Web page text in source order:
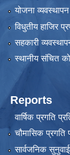
योजना
विधुतीय हाजिर
सहकारी
स्थानीय संचित
Reports
वार्षिक प्रगति
चौमासिक प्रगति
सार्वजनिक सुनुवाई